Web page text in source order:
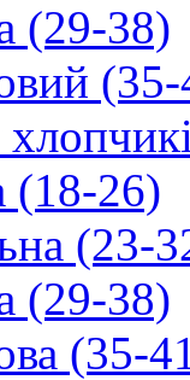
(29-38)
(18-26)
(23-
(29-38)
(35-